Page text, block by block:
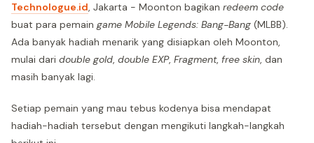
Technologue.id, Jakarta - Moonton bagikan redeem code
buat para pemain game Mobile Legends: Bang-Bang (MLBB).
Ada banyak hadiah menarik yang disiapkan oleh Moonton,
mulai dari double gold, double EXP, Fragment, free skin, dan
masih banyak lagi.
Setiap pemain yang mau tebus kodenya bisa mendapat
hadiah-hadiah tersebut dengan mengikuti langkah-langkah